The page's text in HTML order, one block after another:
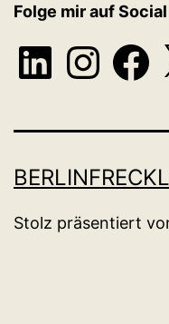
Folge mir auf
LinkedInInstagram X
Stolz präsentiert